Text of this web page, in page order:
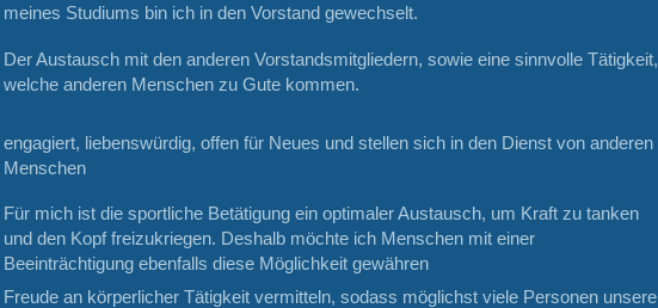
meines Studiums bin ich in den Vorstand gewechselt.
Der Austausch mit den anderen Vorstandsmitgliedern, sowie eine sinnvolle Tätigkeit,
welche anderen Menschen zu Gute kommen.
engagiert, liebenswürdig, offen für Neues und stellen sich in den Dienst von anderen
Menschen
Für mich ist die sportliche Betätigung ein optimaler Austausch, um Kraft zu tanken
und den Kopf freizukriegen. Deshalb möchte ich Menschen mit einer
Beeinträchtigung ebenfalls diese Möglichkeit gewähren
Freude an körperlicher Tätigkeit vermitteln, sodass möglichst viele Personen unsere